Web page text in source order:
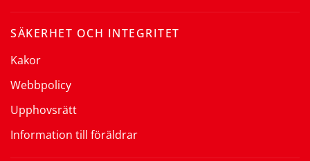
SÄKERHET OCH INTEGRITET
Kakor
Webbpolicy
Upphovsrätt
Information till föräldrar